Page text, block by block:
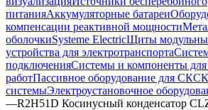
питанияАккумуляторные батареи
компенсации реактивной мощности
оболочкиSysteme ElectricЩиты
устройства для электротранспорта
подключенияСистемы и компоненты
работПассивное оборудование для СКС
системыЭлектроустановочное
—R2H51D Косинусный конденсатор